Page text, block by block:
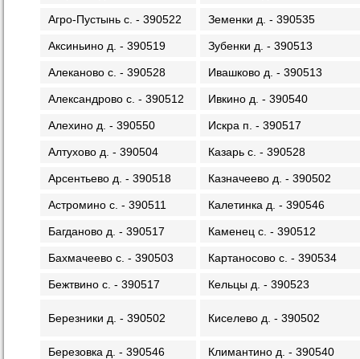
Агро-Пустынь с. - 390522 Земенки д. - 390535
Аксиньино д. - 390519 Зубенки д. - 390513
Алеканово с. - 390528 Ивашково д. - 390513
Александрово с. - 390512 Ивкино д. - 390540
Алехино д. - 390550 Искра п. - 390517
Алтухово д. - 390504 Казарь с. - 390528
Арсентьево д. - 390518 Казначеево д. - 390502
Астромино с. - 390511 Калетинка д. - 390546
Багданово д. - 390517 Каменец с. - 390512
Бахмачеево с. - 390503 Картаносово с. - 390534
Бежтвино с. - 390517 Кельцы д. - 390523
Березники д. - 390502 Киселево д. - 390502
Березовка д. - 390546 Климантино д. - 390540